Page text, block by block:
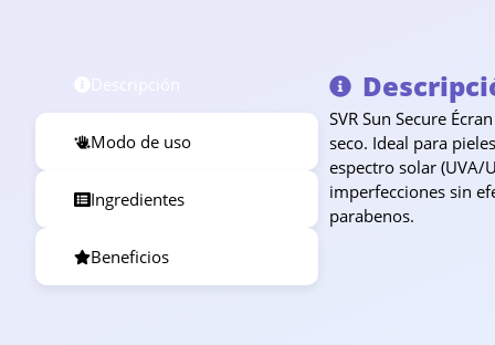
Modo de uso
Ingredientes
Beneficios
SVR Sun Secure
seco. Ideal para
espectro solar (UVA/
imperfecciones sin
parabenos.